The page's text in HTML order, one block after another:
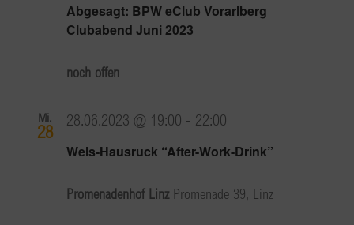
Abgesagt: BPW eClub Vorarlberg
Clubabend Juni 2023
noch offen
Mi.
28
Wels-Hausruck “After-Work-Drink”
28.06.2023 @ 19:00 - 22:00
Promenadenhof Linz Promenade 39, Linz